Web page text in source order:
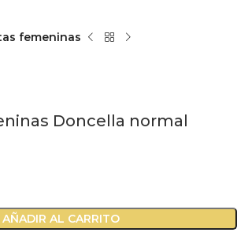
femeninas
Doncella normal
AÑADIR AL CARRITO